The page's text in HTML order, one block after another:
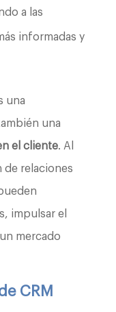
a las
informadas y
una
una
el cliente. Al
relaciones
impulsar el
mercado
CRM